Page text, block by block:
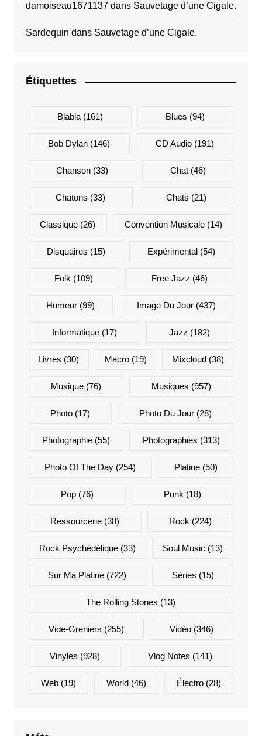
damoiseau1671137dans Sauvetage d’une Cigale.
Sardequin dans Sauvetage d’une Cigale.
Étiquettes
Blabla(161) Blues (94)
Bob Dylan (146) CD Audio(191)
Chanson (33) Chat(46)
Chatons (33) Chats (21)
Classique (26) Convention Musicale(14)
Disquaires (15) Expérimental (54)
Folk (109) Free Jazz (46)
Humeur (99) Image Du Jour(437)
Informatique(17) Jazz (182)
Livres (30) Macro(19) Mixcloud(38)
Musique(76) Musiques (957)
Photo(17) Photo Du Jour (28)
Photographie(55) Photographies (313)
Photo Of The Day (254) Platine(50)
Pop(76) Punk (18)
Ressourcerie (38) Rock (224)
Rock Psychédélique(33) Soul Music (13)
Sur Ma Platine (722) Séries (15)
The Rolling Stones (13)
Vide-Greniers (255) Vidéo (346)
Vinyles (928) Vlog Notes (141)
Web(19) World (46) Électro (28)